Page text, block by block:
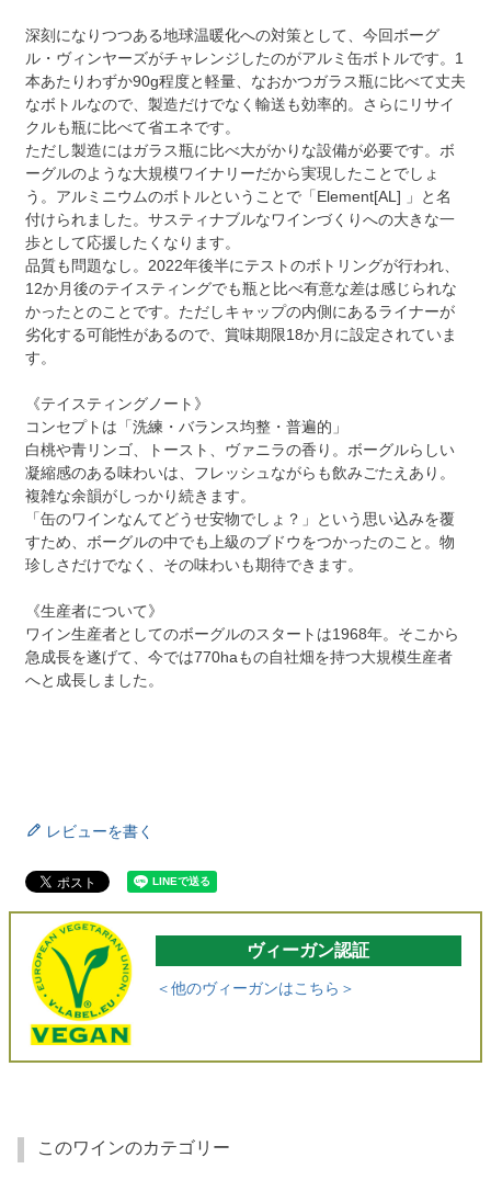
深刻になりつつある地球温暖化への対策として、今回ボーグ
ル・ヴィンヤーズがチャレンジしたのがアルミ缶ボトルです。1
本あたりわずか90g程度と軽量、なおかつガラス瓶に比べて丈夫
なボトルなので、製造だけでなく輸送も効率的。さらにリサイ
クルも瓶に比べて省エネです。
ただし製造にはガラス瓶に比べ大がかりな設備が必要です。ボ
ーグルのような大規模ワイナリーだから実現したことでしょ
う。アルミニウムのボトルということで「Element[AL] 」と名
付けられました。サスティナブルなワインづくりへの大きな一
歩として応援したくなります。
品質も問題なし。2022年後半にテストのボトリングが行われ、
12か月後のテイスティングでも瓶と比べ有意な差は感じられな
かったとのことです。ただしキャップの内側にあるライナーが
劣化する可能性があるので、賞味期限18か月に設定されていま
す。
《テイスティングノート》
コンセプトは「洗練・バランス均整・普遍的」
白桃や青リンゴ、トースト、ヴァニラの香り。ボーグルらしい
凝縮感のある味わいは、フレッシュながらも飲みごたえあり。
複雑な余韻がしっかり続きます。
「缶のワインなんてどうせ安物でしょ？」という思い込みを覆
すため、ボーグルの中でも上級のブドウをつかったのこと。物
珍しさだけでなく、その味わいも期待できます。
《生産者について》
ワイン生産者としてのボーグルのスタートは1968年。そこから
急成長を遂げて、今では770haもの自社畑を持つ大規模生産者
へと成長しました。
レビューを書く
ヴィーガン認証
＜他のヴィーガンはこちら＞
このワインのカテゴリー